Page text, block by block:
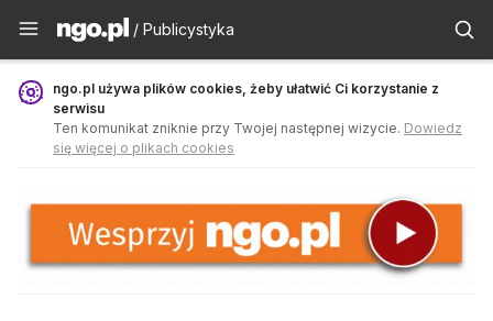
Publicystyka - ngo.pl
/ Publicystyka
ngo.pl używa plików cookies, żeby ułatwić Ci korzystanie z
serwisu
Ten komunikat zniknie przy Twojej następnej wizycie. Dowiedz
się więcej o plikach cookies